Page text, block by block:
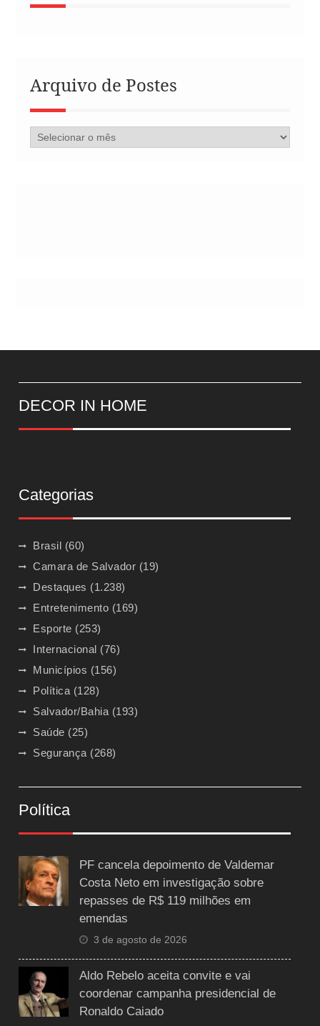
Arquivo de Postes
Arquivo
de
DECOR IN HOME
Categorias
Brasil (60)
Camara de Salvador (19)
Destaques (1.238)
Entretenimento (169)
Esporte (253)
Internacional (76)
Municípios (156)
Política (128)
Salvador/Bahia (193)
Saúde (25)
Segurança (268)
Política
PF cancela depoimento de Valdemar
Costa Neto em investigação sobre
repasses de R$ 119 milhões em
emendas
3 de agosto de 2026
Aldo Rebelo aceita convite e vai
coordenar campanha presidencial de
Ronaldo Caiado